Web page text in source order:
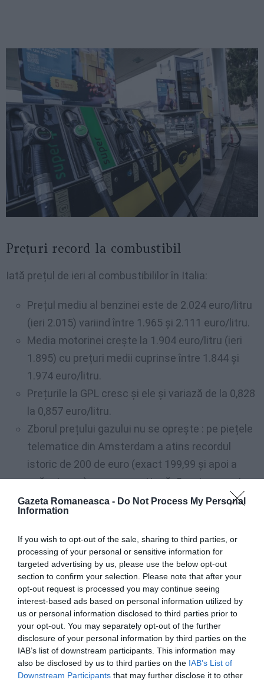
Gazeta Romaneasca - Do Not Process My Personal
Information
If you wish to opt-out of the sale, sharing to third parties, or
processing of your personal or sensitive information for
targeted advertising by us, please use the below opt-out
section to confirm your selection. Please note that after your
opt-out request is processed you may continue seeing
interest-based ads based on personal information utilized by
us or personal information disclosed to third parties prior to
your opt-out. You may separately opt-out of the further
disclosure of your personal information by third parties on the
IAB’s list of downstream participants. This information may
also be disclosed by us to third parties on the IAB’s List of
Downstream Participants that may further disclose it to other
Prețuri record la combustibil
Iată prețul de ieri al combustibililor în Italia:
Prețul mediu al benzinei este de 2.024 euro/litru
(ieri 2.015) variind între 1.965 și 2.111 euro/litru.
Media motorinei crește la 1.904 euro/litru (ieri
1.895) cu prețuri medii cuprinse între 1.844 și
1.974 euro/litru.
Prețurile la GPL cresc și ele și variază de la 0,828
la 0,857 euro/litru.
Zborul prețului gazului nu se oprește : pe piețele
telematice din Amsterdam a atins recordul
istoric de 200 de euro (exact 199,99 și apoi a
scăzut ușor) pe megawatt oră. Creșterea este
de 19% față de închiderea de ieri.
ridicate, în general, față de alte țări europene, atât
pentru motorină, cât și pentru benzină.
Pompele de combustibil au înregistrat cel mai mare
preț anul trecut în luna iunie. Prețul cu amănuntul la
un litru de benzină ajunsese la $ 1.93 și motorină la $
1.79.
Impozitarea ridicată influențează prețurile la